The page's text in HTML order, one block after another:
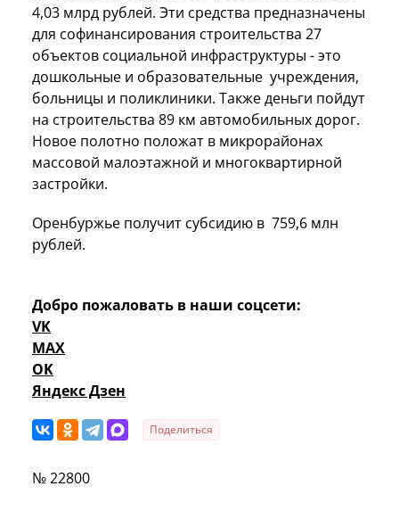
4,03 млрд рублей. Эти средства предназначены
для софинансирования строительства 27
объектов социальной инфраструктуры - это
дошкольные и образовательные учреждения,
больницы и поликлиники. Также деньги пойдут
на строительства 89 км автомобильных дорог.
Новое полотно положат в микрорайонах
массовой малоэтажной и многоквартирной
застройки.
Оренбуржье получит субсидию в 759,6 млн
рублей.
Добро пожаловать в наши соцсети:
VK
MAX
OK
Яндекс Дзен
Поделиться
№ 22800